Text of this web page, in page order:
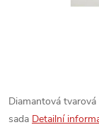
Diamantová
sada Detailní